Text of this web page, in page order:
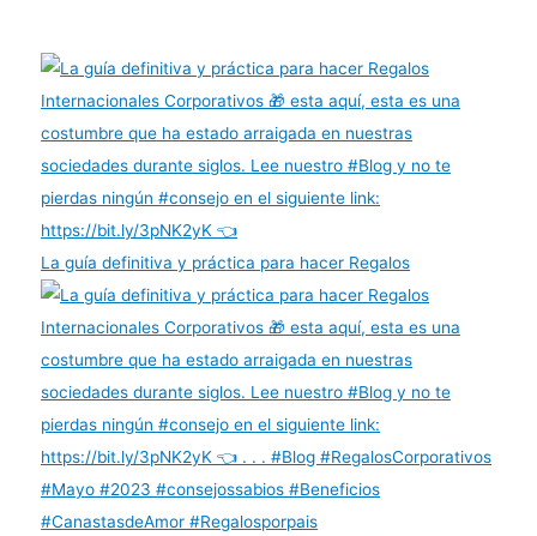
La guía definitiva y práctica para hacer Regalos